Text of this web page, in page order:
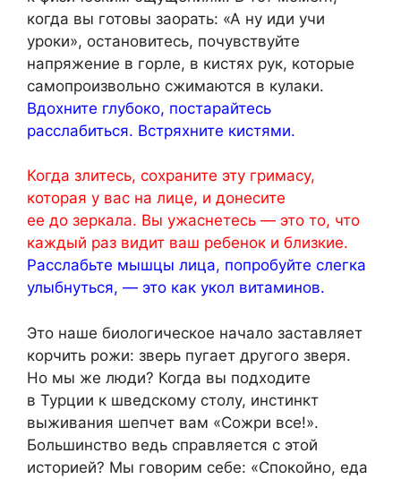
когда вы готовы заорать: «А ну иди учи
уроки», остановитесь, почувствуйте
напряжение в горле, в кистях рук, которые
самопроизвольно сжимаются в кулаки.
Вдохните глубоко, постарайтесь
расслабиться. Встряхните кистями.
Когда злитесь, сохраните эту гримасу,
которая у вас на лице, и донесите
ее до зеркала. Вы ужаснетесь — это то, что
каждый раз видит ваш ребенок и близкие.
Расслабьте мышцы лица, попробуйте слегка
улыбнуться, — это как укол витаминов.
Это наше биологическое начало заставляет
корчить рожи: зверь пугает другого зверя.
Но мы же люди? Когда вы подходите
в Турции к шведскому столу, инстинкт
выживания шепчет вам «Сожри все!».
Большинство ведь справляется с этой
историей? Мы говорим себе: «Спокойно, еда